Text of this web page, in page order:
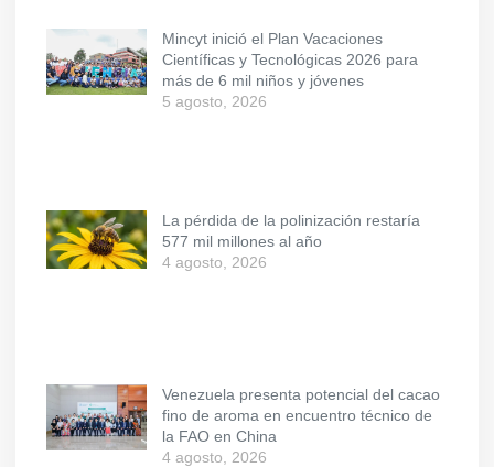
Mincyt inició el Plan Vacaciones
Científicas y Tecnológicas 2026 para
más de 6 mil niños y jóvenes
5 agosto, 2026
La pérdida de la polinización restaría
577 mil millones al año
4 agosto, 2026
Venezuela presenta potencial del cacao
fino de aroma en encuentro técnico de
la FAO en China
4 agosto, 2026